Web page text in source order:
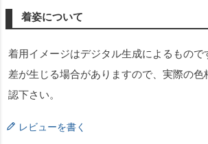
着姿について
着用イメージはデジタル生成によるもので
差が生じる場合がありますので、実際の
認下さい。
レビューを書く